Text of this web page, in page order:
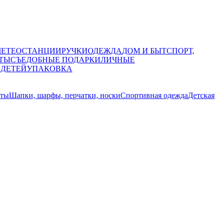
РУЧКИОДЕЖДАДОМ И БЫТСПОРТ,
СЪЕДОБНЫЕ ПОДАРКИЛИЧНЫЕ
УПАКОВКА
Шапки, шарфы, перчатки, носкиСпортивная одеждаДетская